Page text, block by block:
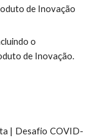
de Inovação
o
de Inovação.
| Desafio COVID-